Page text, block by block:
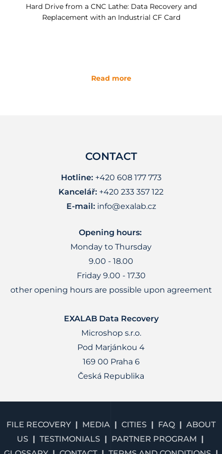
Hard Drive from a CNC Lathe: Data Recovery and
Replacement with an Industrial CF Card
Read more
CONTACT
Hotline:+420 608 177 773
Kancelář: +420 233 357 122
E-mail: info@exalab.cz
Opening hours:
Monday to Thursday
9.00 - 18.00
Friday 9.00 - 17.30
other opening hours are possible upon agreement
EXALAB Data Recovery
Microshop s.r.o.
Pod Marjánkou 4
169 00 Praha 6
Česká Republika
FILE RECOVERY MEDIA CITIES FAQ
ABOUT
US
TESTIMONIALS
PARTNER PROGRAM